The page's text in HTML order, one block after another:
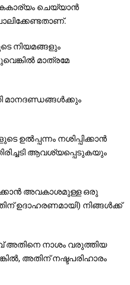
ചെയ്യാൻ
നിയമങ്ങളും
മാത്രമേ
മാനദണ്ഡങ്ങൾക്കും
ഉൽപ്പന്നം നശിപ്പിക്കാൻ
ആവശ്യപ്പെടുകയും
അവകാശമുള്ള ഒരു
ഉദാഹരണമായി) നിങ്ങൾക്ക്
അതിനെ നാശം വരുത്തിയ
അതിന് നഷ്ടപരിഹാരം